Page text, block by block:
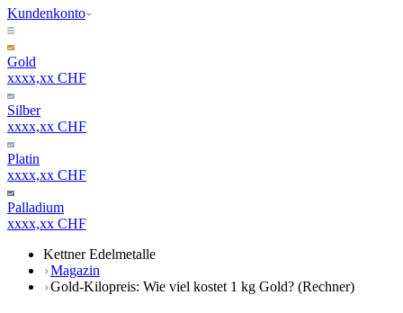
Kundenkonto
Gold
xxxx,xx CHF
Silber
xxxx,xx CHF
Platin
xxxx,xx CHF
Palladium
xxxx,xx CHF
Kettner Edelmetalle
Magazin
Gold-Kilopreis: Wie viel kostet 1 kg Gold? (Rechner)